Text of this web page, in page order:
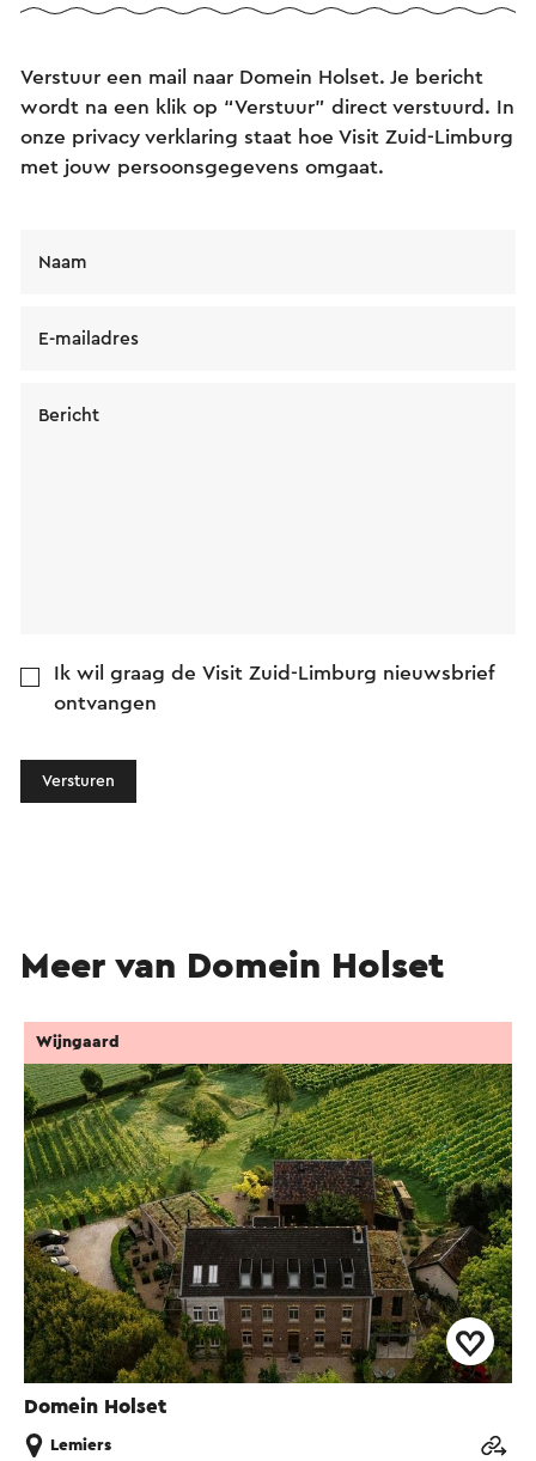
Verstuur een mail naar Domein Holset. Je bericht
wordt na een klik op “Verstuur” direct verstuurd. In
onze privacy verklaring staat hoe Visit Zuid-Limburg
met jouw persoonsgegevens omgaat.
Naam
E-mailadres
Bericht
Ik wil graag de Visit Zuid-Limburg nieuwsbrief
ontvangen
Versturen
Meer van Domein Holset
Domein Holset
Wijngaard
Lemiers